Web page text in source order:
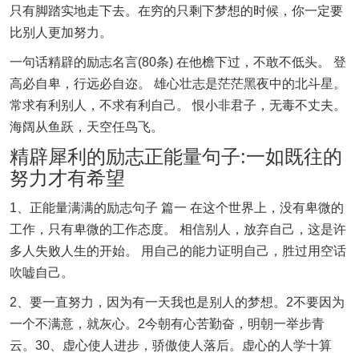
只有脚踏实地走下去。在穷的只剩下梦想的时候，你一定要
比别人更加努力。
一句话精辟的励志名言(80条) 在他檐下过，不敢不低头。 登
高必自卑，行远必自迩。 雄心壮志是茫茫黑夜中的北斗星。
常求有利别人，不求有利自己。 恨小非君子，无毒不丈夫。
海阔从鱼跃，天空任鸟飞。
精辟犀利的励志正能量句子:一如既往的
努力才有希望
1、正能量满满的励志句子 篇一 在这个世界上，没有卑微的
工作，只有卑微的工作态度。 相信别人，放弃自己，这是许
多人失败人生的开始。 用自己的能力证明自己，胜过用空话
吹嘘自己。
2、要一直努力，因为有一天我也是别人的梦想。2不要因为
一个不满意，就灰心。2今朝有心苦勤奋，明朝一举步青
云。30、虚心使人进步，骄傲使人落后。虚心的人学十算